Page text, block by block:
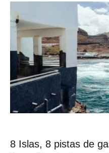
8 Islas, 8 pistas de